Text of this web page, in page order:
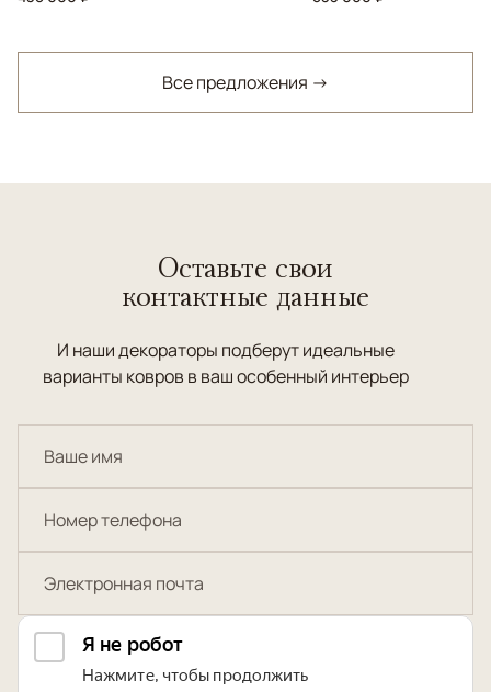
Все предложения →
Оставьте свои
контактные данные
И наши декораторы подберут идеальные
варианты ковров в ваш особенный интерьер